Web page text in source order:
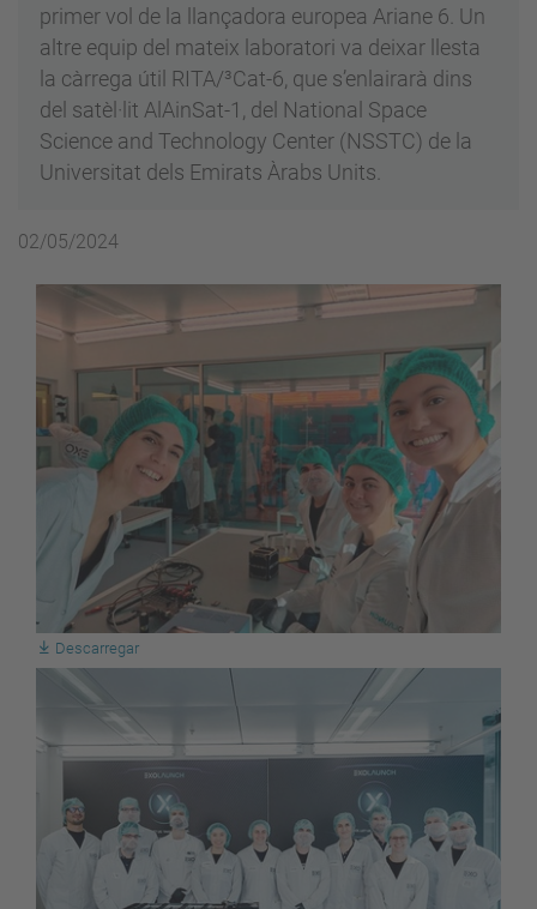
primer vol de la llançadora europea Ariane 6. Un
altre equip del mateix laboratori va deixar llesta
la càrrega útil RITA/³Cat-6, que s’enlairarà dins
del satèl·lit AlAinSat-1, del National Space
Science and Technology Center (NSSTC) de la
Universitat dels Emirats Àrabs Units.
02/05/2024
Descarregar